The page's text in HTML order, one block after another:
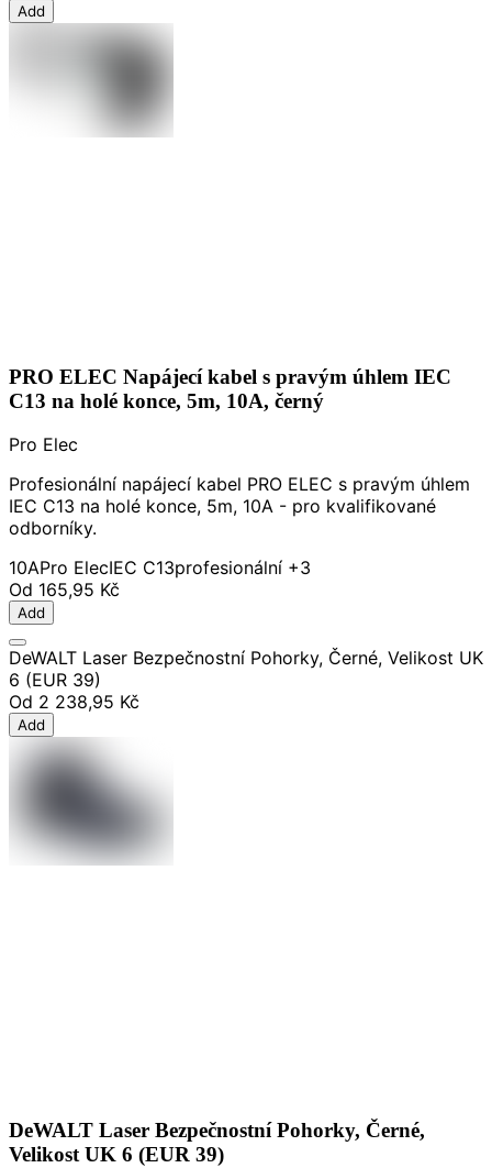
Add
PRO ELEC Napájecí kabel s pravým úhlem IEC
C13 na holé konce, 5m, 10A, černý
Pro Elec
Profesionální napájecí kabel PRO ELEC s pravým úhlem
IEC C13 na holé konce, 5m, 10A - pro kvalifikované
odborníky.
10APro ElecIEC C13profesionální +3
Od 165,95 Kč
Add
DeWALT Laser Bezpečnostní Pohorky, Černé, Velikost UK
6 (EUR 39)
Od 2 238,95 Kč
Add
DeWALT Laser Bezpečnostní Pohorky, Černé,
Velikost UK 6 (EUR 39)